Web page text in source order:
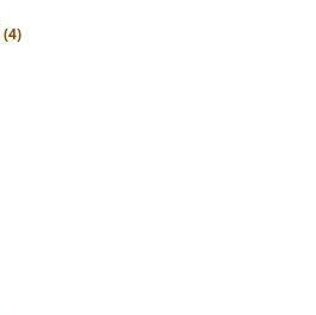
(4)